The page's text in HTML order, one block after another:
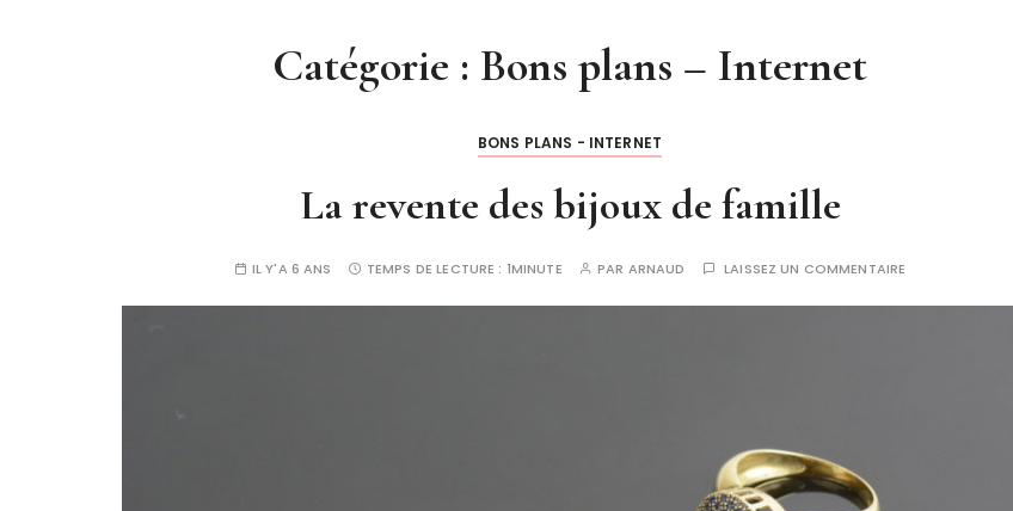
Catégorie : Bons plans – Internet
BONS PLANS - INTERNET
La revente des bijoux de famille
IL Y'A 6 ANS TEMPS DE LECTURE : 1MINUTE PAR ARNAUD LAISSEZ UN COMMENTAIRE